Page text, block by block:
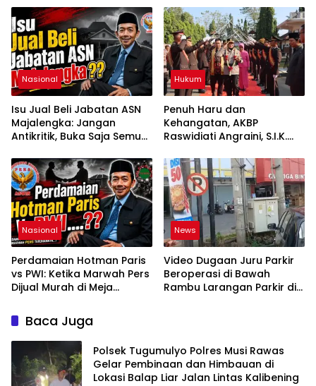
Lintas Kalibening
Nasional
Isu Jual Beli Jabatan ASN
Majalengka: Jangan
Antikritik, Buka Saja Semua
Jabatan kepada Publik
Oleh: Aceng Syamsul
Hadie, S.Sos., MM. Ketua
Dewan Pembina Pusat
ASWIN
Hukum
Penuh Haru dan
Kehangatan, AKBP
Raswidiati Angraini, S.I.K.
Lampung Utara
Nasional
Perdamaian Hotman Paris
vs PWI: Ketika Marwah Pers
Dijual Murah di Meja
Syamsul Hadie (ASH)”
News
Video Dugaan Juru Parkir
Beroperasi di Bawah
Rambu Larangan Parkir di
Baca Juga
Polsek Tugumulyo Polres Musi Rawas
Gelar Pembinaan dan Himbauan di
Lokasi Balap Liar Jalan Lintas Kalibening